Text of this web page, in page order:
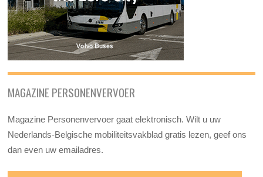
MAGAZINE PERSONENVERVOER
Magazine Personenvervoer gaat elektronisch. Wilt u uw
Nederlands-Belgische mobiliteitsvakblad gratis lezen, geef ons
dan even uw emailadres.